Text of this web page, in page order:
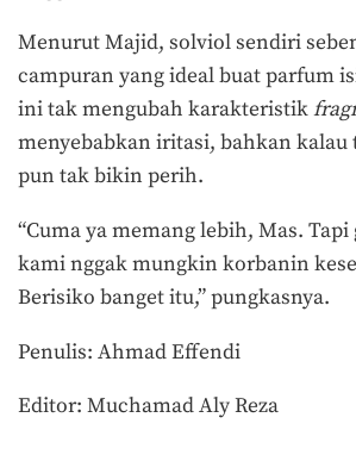
Menurut Majid, solviol sendiri
campuran yang ideal buat parfum
ini tak mengubah karakteristik
menyebabkan iritasi, bahkan kalau
pun tak bikin perih.
“Cuma ya memang lebih, Mas.
kami nggak mungkin korbanin
Berisiko banget itu,” pungkasnya.
Penulis: Ahmad Effendi
Editor: Muchamad Aly Reza